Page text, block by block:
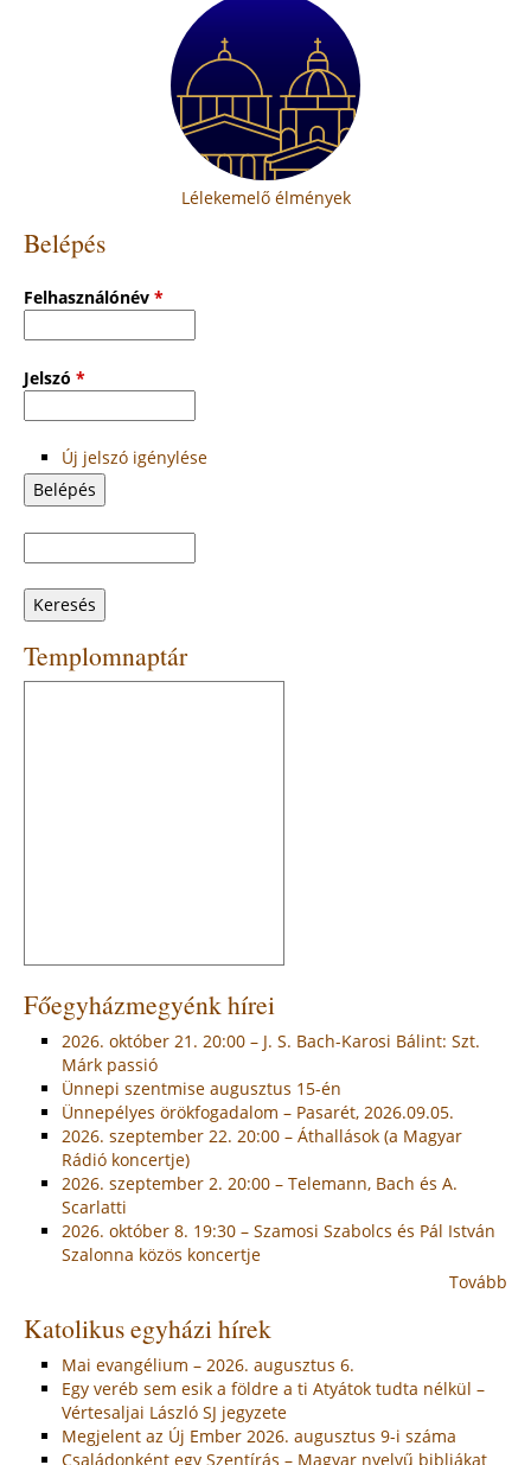
Lélekemelő élmények
Belépés
Felhasználónév *
Jelszó *
Új jelszó igénylése
Keresés
űrlap
Templomnaptár
Főegyházmegyénk hírei
2026. október 21. 20:00 – J. S. Bach-Karosi Bálint: Szt.
Márk passió
Ünnepi szentmise augusztus 15-én
Ünnepélyes örökfogadalom – Pasarét, 2026.09.05.
2026. szeptember 22. 20:00 – Áthallások (a Magyar
Rádió koncertje)
2026. szeptember 2. 20:00 – Telemann, Bach és A.
Scarlatti
2026. október 8. 19:30 – Szamosi Szabolcs és Pál István
Szalonna közös koncertje
Tovább
Katolikus egyházi hírek
Mai evangélium – 2026. augusztus 6.
Egy veréb sem esik a földre a ti Atyátok tudta nélkül –
Vértesaljai László SJ jegyzete
Megjelent az Új Ember 2026. augusztus 9-i száma
Családonként egy Szentírás – Magyar nyelvű bibliákat